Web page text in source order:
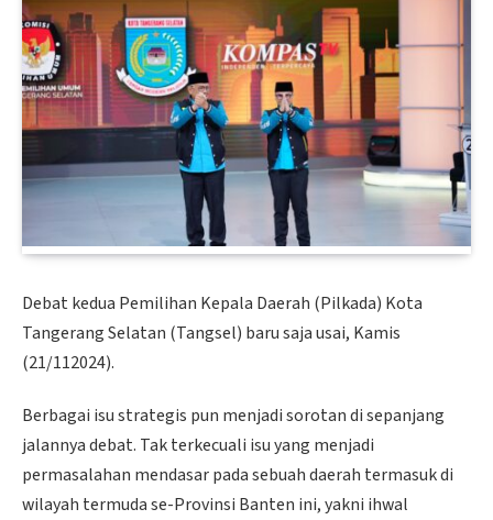
Debat kedua Pemilihan Kepala Daerah (Pilkada) Kota
Tangerang Selatan (Tangsel) baru saja usai, Kamis
(21/112024).
Berbagai isu strategis pun menjadi sorotan di sepanjang
jalannya debat. Tak terkecuali isu yang menjadi
permasalahan mendasar pada sebuah daerah termasuk di
wilayah termuda se-Provinsi Banten ini, yakni ihwal